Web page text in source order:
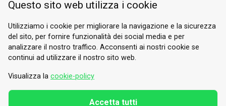
PRIVACY POLICY
© 2026 Valle di Susa
Tesori di Arte e Cultura Alpina
Tel.
E-mail.info@vallesusa-tesori.it
Questo sito web utilizza i cookie
Utilizziamo i cookie per migliorare la navigazione e la sicurezza
del sito, per fornire funzionalità dei social media e per
analizzare il nostro traffico. Acconsenti ai nostri cookie se
continui ad utilizzare il nostro sito web.
Visualizza la cookie-policy
Accetta tutti